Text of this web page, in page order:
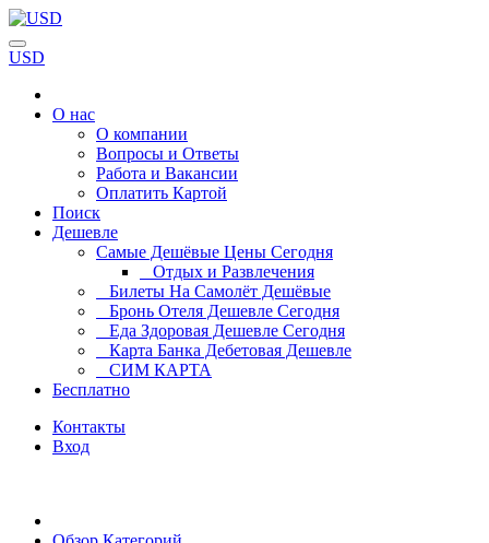
USD
О нас
О компании
Вопросы и Ответы
Работа и Вакансии
Оплатить Картой
Поиск
Дешевле
Самые Дешёвые Цены Сегодня
Отдых и Развлечения
Билеты На Самолёт Дешёвые
Бронь Отеля Дешевле Сегодня
Еда Здоровая Дешевле Сегодня
Карта Банка Дебетовая Дешевле
СИМ КАРТА
Бесплатно
Контакты
Вход